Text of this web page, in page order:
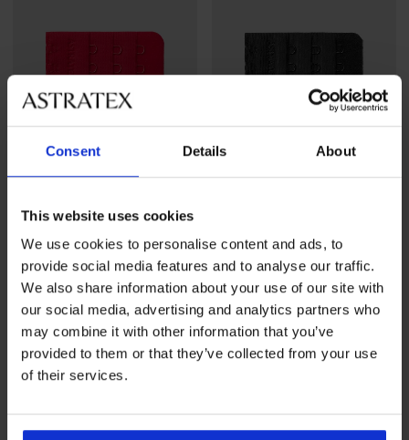
Consent Details About
This website uses cookies
We use cookies to personalise content and ads, to
provide social media features and to analyse our traffic.
We also share information about your use of our site with
our social media, advertising and analytics partners who
may combine it with other information that you’ve
provided to them or that they’ve collected from your use
of their services.
-20 % BRA20
Przedłużacz zapięcia
Astratex 2 haftki wąski
18,99 zł
15,19 złkodBRA20
-20 % BRA20
Przedłużacz zapięcia
Astratex 2 haftki wąski
15,19 zł kod BRA20